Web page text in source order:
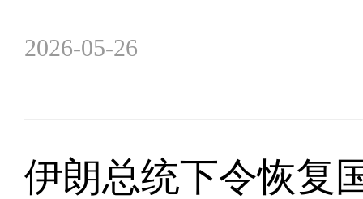
2026-05-26
伊朗总统下令恢复